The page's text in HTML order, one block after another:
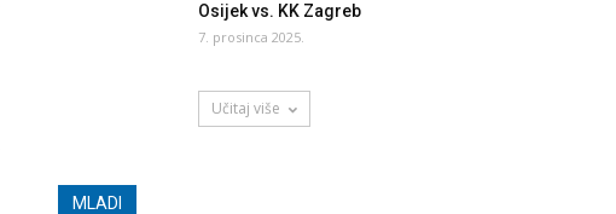
Osijek vs. KK Zagreb
7. prosinca 2025.
Učitaj više
MLADI